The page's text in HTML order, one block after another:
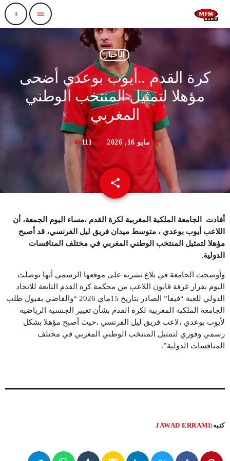
menu
pause
الأخبار
كرة القدم ..أيوب بوعدي أضحى
مؤهلا لتمثيل المنتخب الوطني
المغربي
today مايو 16, 2026 111
share
email
أفادت الجامعة الملكية المغربية لكرة القدم ،مساء اليوم الجمعة، أن
اللاعب أيوب بوعدي ، متوسط ميدان فريق ليل الفرنسي، قد أصبح
مؤهلا لتمثيل المنتخب الوطني المغربي في مختلف المنافسات
الدولية.
وأوضحت الجامعة في بلاغ نشرته على موقعها الرسمي أنها توصلت
اليوم بقرار غرفة قانون اللاعب من محكمة كرة القدم التابعة للاتحاد
الدولي للعبة “فيفا” الصادر بتاريخ 15ماي 2026 “والقاضي بقبول طلب
الجامعة الملكية المغربية لكرة القدم بشأن تغيير الجنسية الرياضية
لأيوب بوعدي ،لاعب فريق ليل الفرنسي ،حيث أصبح مؤهلا بشكل
رسمي وفوري لتمثيل المنتخب الوطني المغربي في مختلف
المنافسات الدولية”.
كتبه:JAWAD ERRAMI